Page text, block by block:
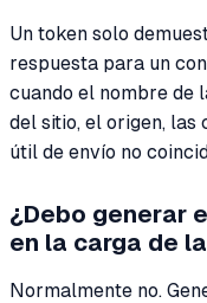
Un token solo
respuesta para un
cuando el nombre de
del sitio, el origen, las
útil de envío no
¿Debo generar
en la carga de
Normalmente no.